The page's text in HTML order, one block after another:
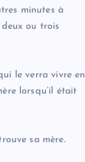
minutes à
ou trois
le verra vivre en
lorsqu’il était
sa mère.